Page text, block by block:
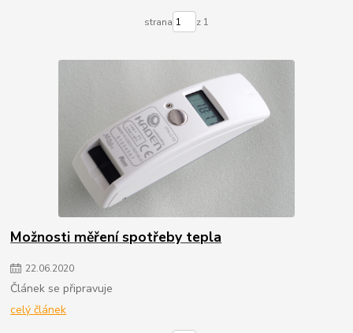
strana z 1
Možnosti měření spotřeby tepla
22.06.2020
Článek se připravuje
celý článek